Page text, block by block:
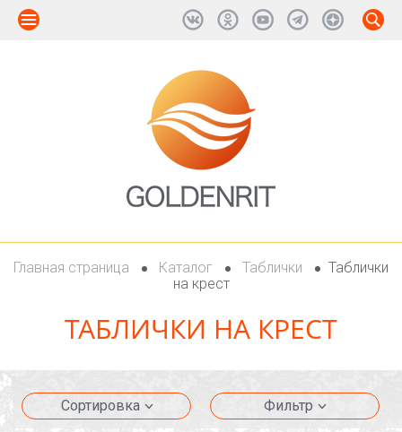
Главная страница Каталог Таблички
Таблички
на крест
ТАБЛИЧКИ НА КРЕСТ
Сортировка Фильтр